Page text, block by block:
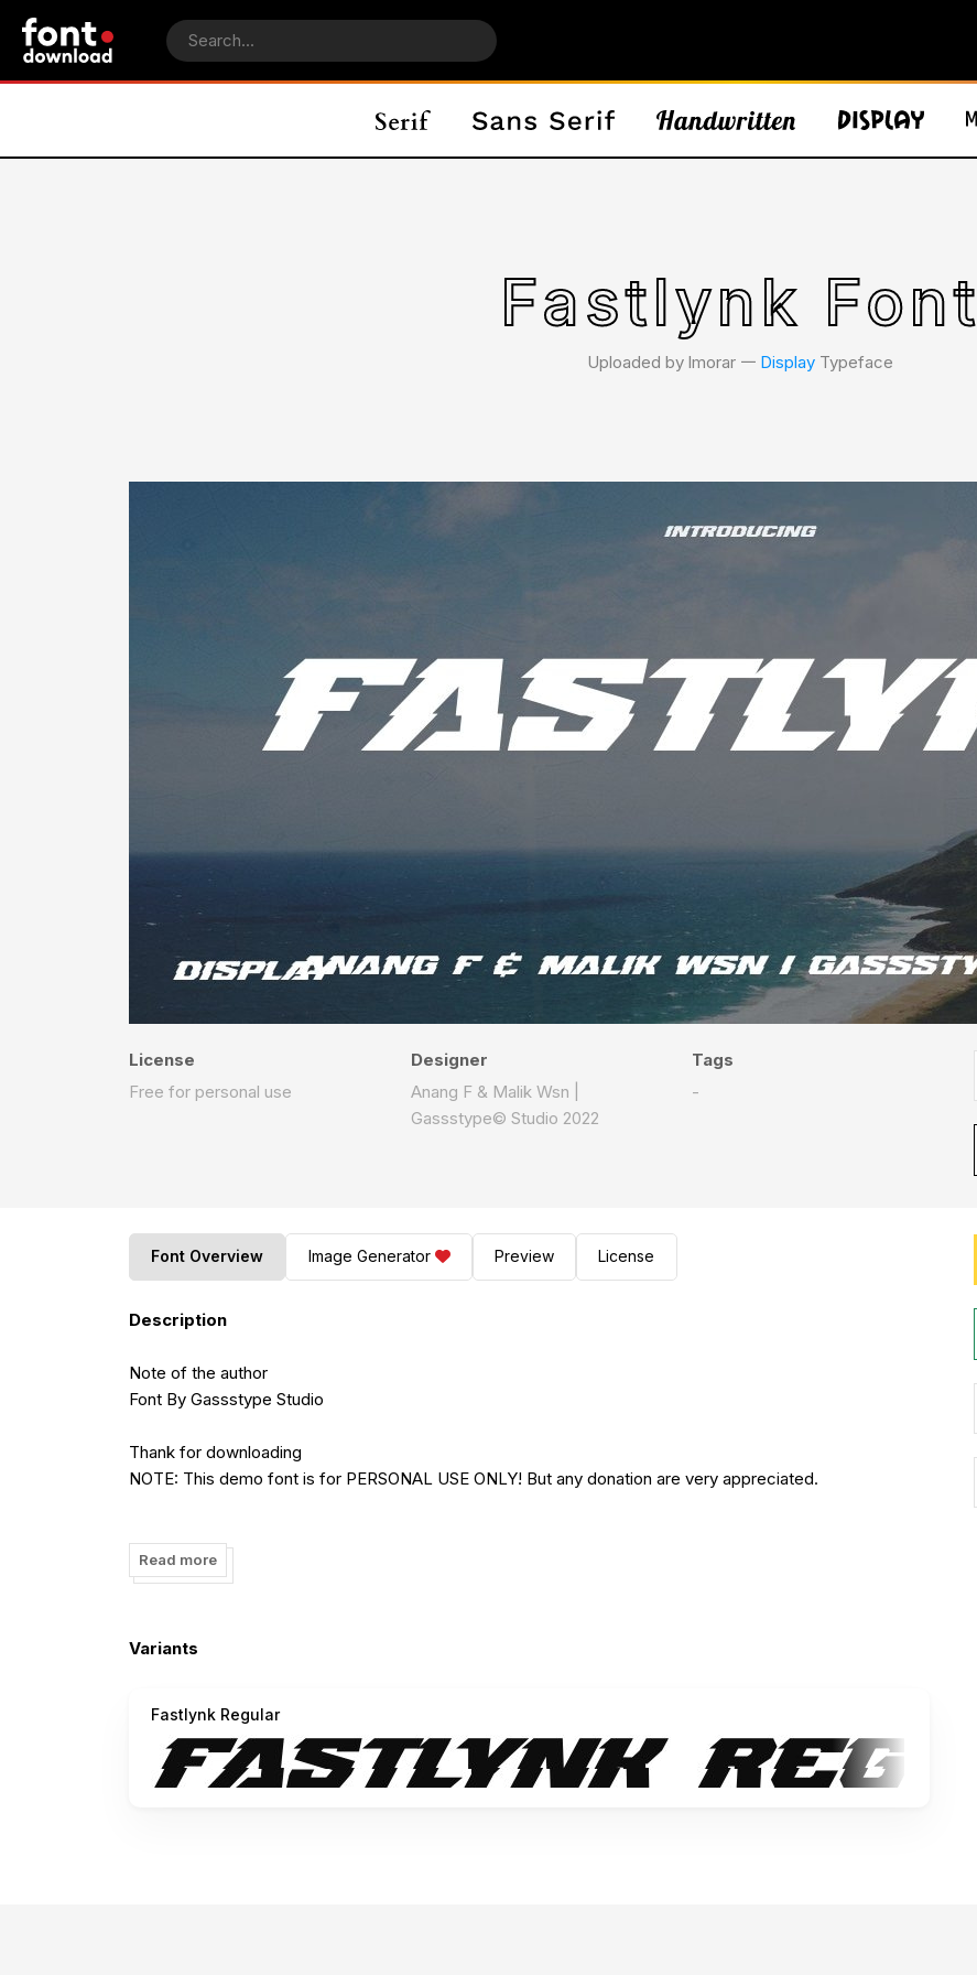
Fastlynk Font
Uploaded by lmorar 𑁋 Display Typeface
License
Free for personal use
Designer
Anang F & Malik Wsn |
Gassstype© Studio 2022
Tags
-
Font Overview Image Generator Preview License
Description
Note of the author
Font By Gassstype Studio
Thank for downloading
NOTE: This demo font is for PERSONAL USE ONLY! But any donation are very appreciated.
Link to purchase full version and standart license:
https://gassstype.com/fastlynk/
https://gassstype.com/fastlynk/
Read more
Variants
Fastlynk Regular